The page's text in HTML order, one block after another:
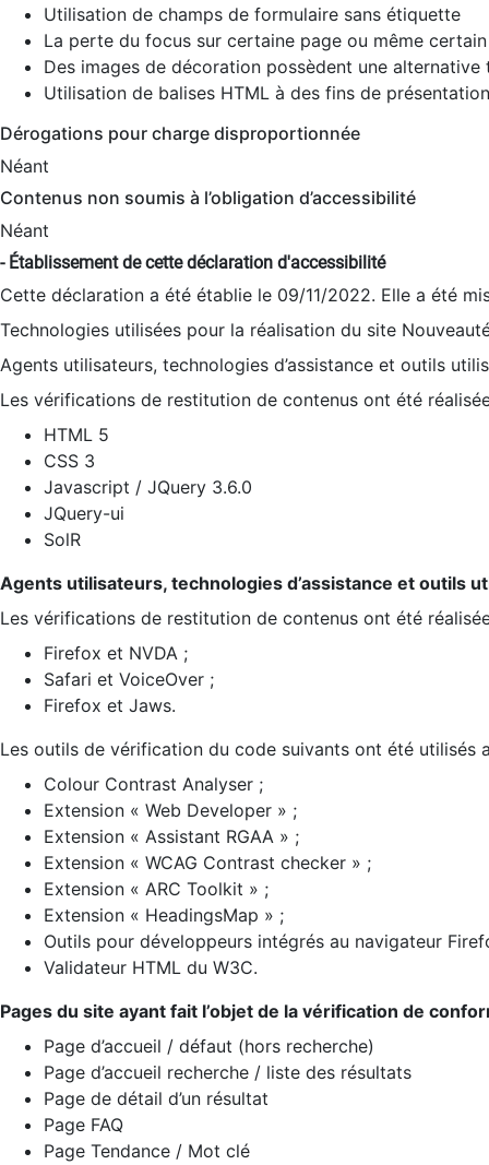
Utilisation de champs de formulaire sans étiquette
La perte du focus sur certaine page ou même
Des images de décoration possèdent une alternative
Utilisation de balises HTML à des fins de
Dérogations pour charge disproportionnée
Néant
Contenus non soumis à l’obligation d’accessibilité
Néant
- Établissement de cette déclaration d'accessibilité
Cette déclaration a été établie le 09/11/2022. Elle a été
Technologies utilisées pour la réalisation du site
Agents utilisateurs, technologies d’assistance et outils
Les vérifications de restitution de contenus ont été
HTML 5
CSS 3
Javascript / JQuery 3.6.0
JQuery-ui
SolR
Agents utilisateurs, technologies d’assistance et outils
Les vérifications de restitution de contenus ont été
Firefox et NVDA ;
Safari et VoiceOver ;
Firefox et Jaws.
Les outils de vérification du code suivants ont été utilisés
Colour Contrast Analyser ;
Extension « Web Developer » ;
Extension « Assistant RGAA » ;
Extension « WCAG Contrast checker » ;
Extension « ARC Toolkit » ;
Extension « HeadingsMap » ;
Outils pour développeurs intégrés au navigateur
Validateur HTML du W3C.
Pages du site ayant fait l’objet de la vérification de
Page d’accueil / défaut (hors recherche)
Page d’accueil recherche / liste des résultats
Page de détail d’un résultat
Page FAQ
Page Tendance / Mot clé